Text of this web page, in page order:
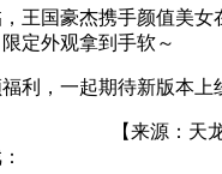
王国豪杰携手颜值美女
定外观拿到手软～
利，一起期待新版本上
【来源：天